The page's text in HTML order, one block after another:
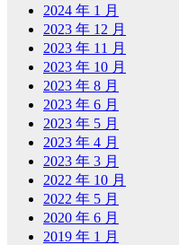
2024 年 1 月
2023 年 12 月
2023 年 11 月
2023 年 10 月
2023 年 8 月
2023 年 6 月
2023 年 5 月
2023 年 4 月
2023 年 3 月
2022 年 10 月
2022 年 5 月
2020 年 6 月
2019 年 1 月